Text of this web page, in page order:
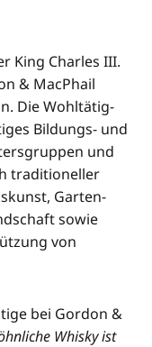
King Charles III.
& MacPhail
Die Wohl­tä­tig­
Bil­dungs- und
und
tra­di­tio­nel­ler
Gar­ten­
sowie
von
bei Gor­don &
Whis­ky ist